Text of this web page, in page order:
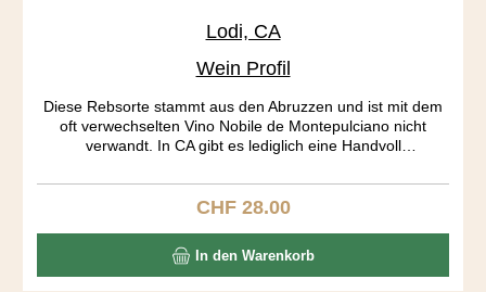
Lodi, CA
Wein Profil
Diese Rebsorte stammt aus den Abruzzen und ist mit dem
oft verwechselten Vino Nobile de Montepulciano nicht
verwandt. In CA gibt es lediglich eine Handvoll
soviel Farbe und Tannine ab, dass bereits nach 7 Tagen
gepresst wird. Der Wein ist wunderbar ausgewogen, dies
Säuren halten sich in Schach. Kaffee, Cola, Toast, Pflaumen
bilden ein spannendes Aromenrad, das sich im Abgang
ständig dreht.
Regulärer Preis:
CHF 28.00
In den Warenkorb